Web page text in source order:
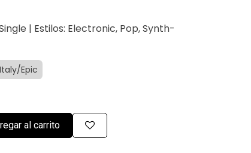
| Estilos: Electronic, Pop, Synth-
Epic
al carrito